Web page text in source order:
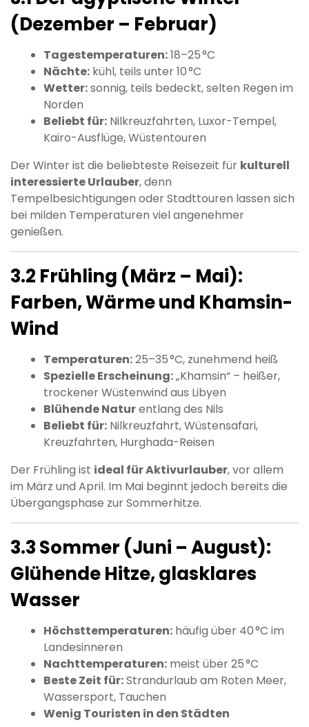
(Dezember – Februar)
Tagestemperaturen:18–25 °C
Nächte: kühl, teils unter 10 °C
Wetter:sonnig, teils bedeckt, selten Regen im
Norden
Beliebt für: Nilkreuzfahrten, Luxor-Tempel,
Kairo-Ausflüge, Wüstentouren
Der Winter ist die beliebteste Reisezeit für kulturell
interessierte Urlauber, denn
Tempelbesichtigungen oder Stadttouren lassen sich
bei milden Temperaturen viel angenehmer
genießen.
3.2 Frühling (März – Mai):
Farben, Wärme und Khamsin-
Wind
Temperaturen:25–35 °C, zunehmend heiß
Spezielle Erscheinung:„Khamsin“ – heißer,
trockener Wüstenwind aus Libyen
Blühende Naturentlang des Nils
Beliebt für: Nilkreuzfahrt, Wüstensafari,
Kreuzfahrten, Hurghada-Reisen
Der Frühling ist ideal für Aktivurlauber, vor allem
im März und April. Im Mai beginnt jedoch bereits die
Übergangsphase zur Sommerhitze.
3.3 Sommer (Juni – August):
Glühende Hitze, glasklares
Wasser
Höchsttemperaturen: häufig über 40 °C im
Landesinneren
Nachttemperaturen: meist über 25 °C
Beste Zeit für:Strandurlaub am Roten Meer,
Wassersport, Tauchen
Wenig Touristen in den Städten